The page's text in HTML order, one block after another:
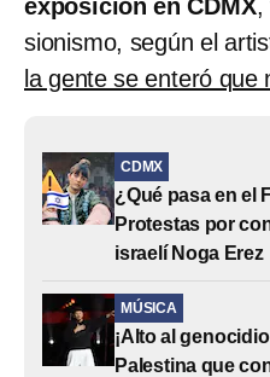
exposición en CDMX,
sionismo, según el
la gente se enteró que
CDMX
¿Qué pasa en el
Protestas por
israelí Noga Erez
MÚSICA
¡Alto al
Palestina que